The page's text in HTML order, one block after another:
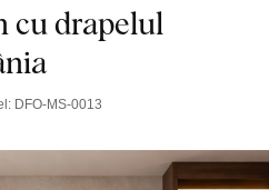
cu drapelul
DFO-MS-0013